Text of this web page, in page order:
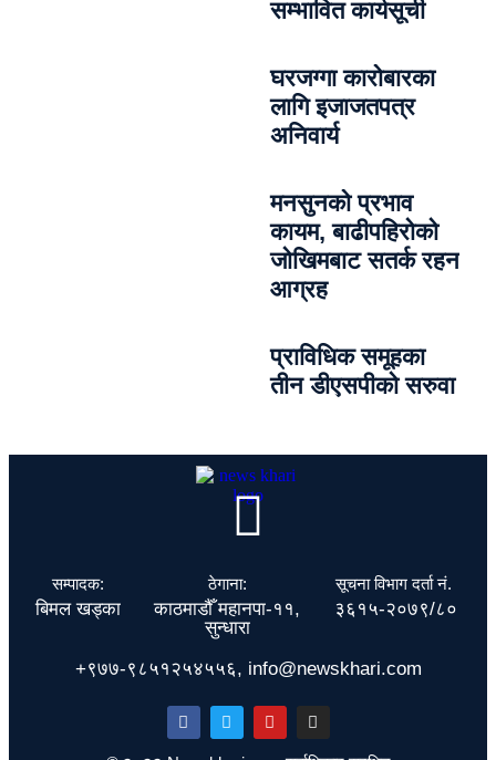
सम्भावित कार्यसूची
घरजग्गा कारोबारका
लागि इजाजतपत्र
अनिवार्य
मनसुनको प्रभाव
कायम, बाढीपहिरोको
जोखिमबाट सतर्क रहन
आग्रह
प्राविधिक समूहका
तीन डीएसपीको सरुवा
सम्पादक:
बिमल खड्का
ठेगाना:
काठमाडौँ महानपा-११,
सुन्धारा
सूचना विभाग दर्ता नं.
३६१५-२०७९/८०
+९७७-९८५१२५४५५६, info@newskhari.com